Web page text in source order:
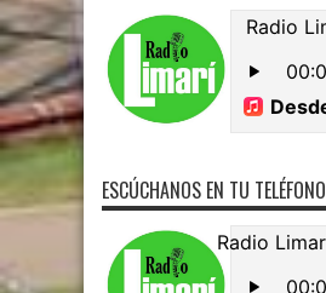
ESCÚCHANOS EN TU TELÉFONO